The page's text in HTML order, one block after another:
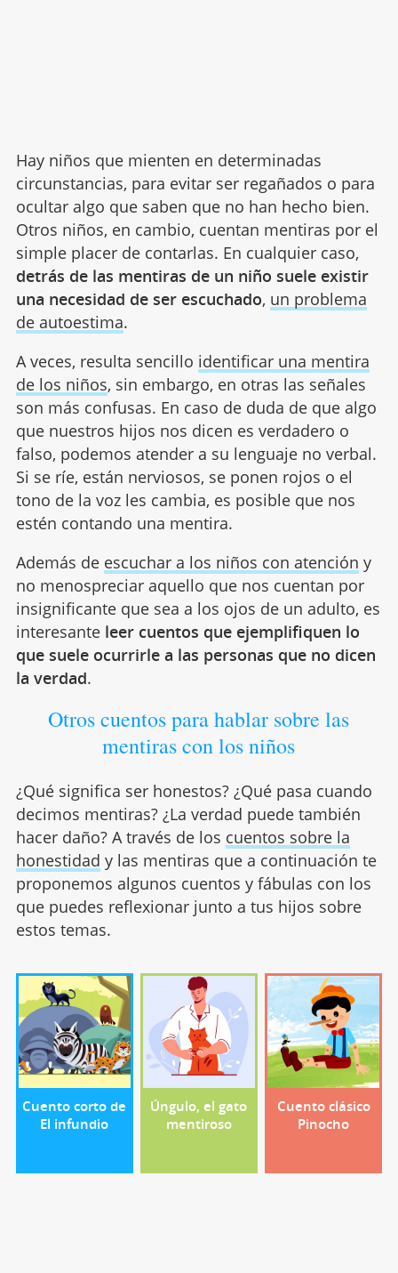
Hay niños que mienten en determinadas
circunstancias, para evitar ser regañados o para
ocultar algo que saben que no han hecho bien.
Otros niños, en cambio, cuentan mentiras por el
simple placer de contarlas. En cualquier caso,
detrás de las mentiras de un niño suele existir
una necesidad de ser escuchado, un problema
de autoestima.
A veces, resulta sencillo identificar una mentira
de los niños, sin embargo, en otras las señales
son más confusas. En caso de duda de que algo
que nuestros hijos nos dicen es verdadero o
falso, podemos atender a su lenguaje no verbal.
Si se ríe, están nerviosos, se ponen rojos o el
tono de la voz les cambia, es posible que nos
estén contando una mentira.
Además de escuchar a los niños con atención y
no menospreciar aquello que nos cuentan por
insignificante que sea a los ojos de un adulto, es
interesante leer cuentos que ejemplifiquen lo
que suele ocurrirle a las personas que no dicen
la verdad.
Otros cuentos para hablar sobre las
mentiras con los niños
¿Qué significa ser honestos? ¿Qué pasa cuando
decimos mentiras? ¿La verdad puede también
hacer daño? A través de los cuentos sobre la
honestidad y las mentiras que a continuación te
proponemos algunos cuentos y fábulas con los
que puedes reflexionar junto a tus hijos sobre
estos temas.
Cuento corto de
El infundio
Úngulo, el gato
mentiroso
Cuento clásico
Pinocho